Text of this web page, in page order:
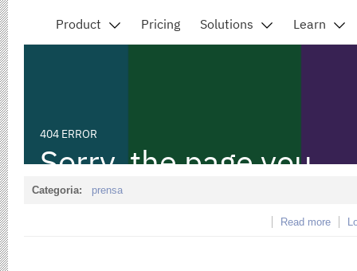
Categoria: prensa
Read more